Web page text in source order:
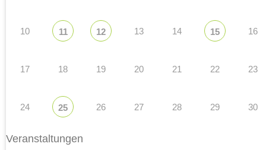
10 11 12 13 14 15 16
17 18 19 20 21 22 23
24 25 26 27 28 29 30
Veranstaltungen